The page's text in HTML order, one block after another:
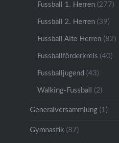
Fussball 1. Herren(277)
Fussball 2. Herren(39)
Fussball Alte Herren(82)
Fussballförderkreis (40)
Fussballjugend (43)
Walking-Fussball (2)
Generalversammlung(1)
Gymnastik (87)